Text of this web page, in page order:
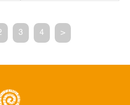
3 4 >